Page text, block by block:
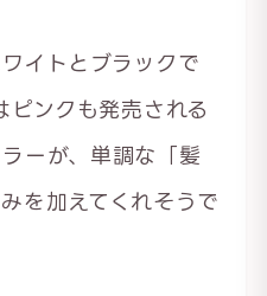
イトとブラックで
ンクも発売される
ーが、単調な「髪
を加えてくれそうで